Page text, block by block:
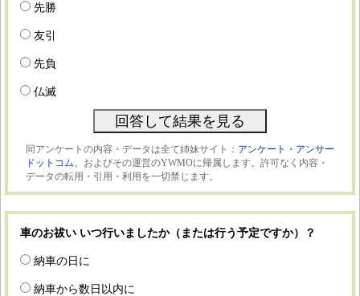
先勝
友引
先負
仏滅
同アンケートの内容・データは全て姉妹サイト： アンケート・アンサー
ドットコム、 およびその運営のYWMOに帰属します。許可なく内容・
データの転用・引用・利用を一切禁じます。
車のお祓い いつ行いましたか（または行う予定ですか）？
納車の日に
納車から数日以内に